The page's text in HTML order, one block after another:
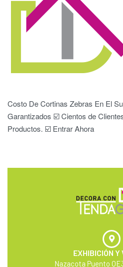
Costo De Cortinas Zebras En El
Garantizados ☑️ Cientos de
Productos. ☑️ Entrar Ahora
EXHIBICIÓN Y
Nazacota Puento